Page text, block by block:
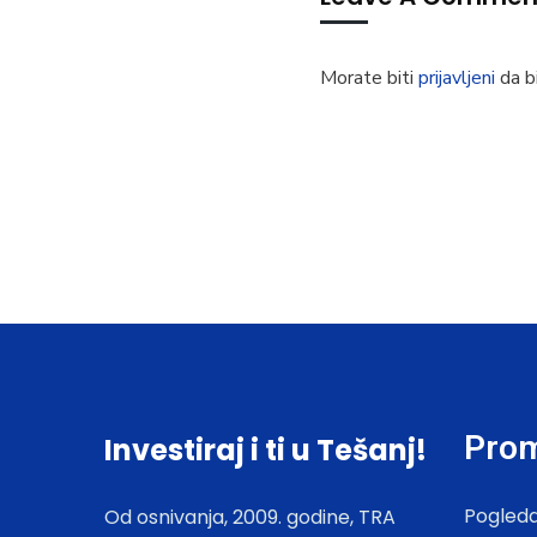
Morate biti prijavljeni da
Investiraj i ti u Tešanj!
Od osnivanja, 2009. godine, TRA